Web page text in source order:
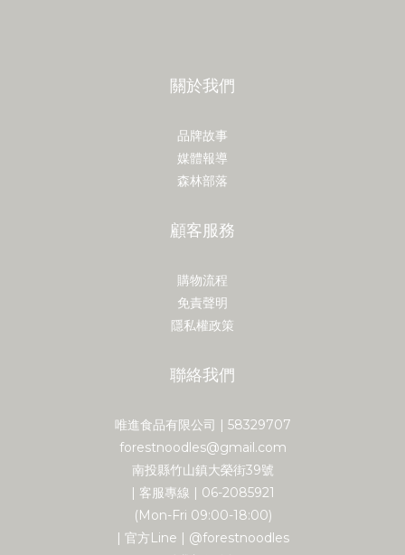
關於我們
品牌故事
媒體報導
森林部落
顧客服務
購物流程
免責聲明
隱私權政策
聯絡我們
唯進食品有限公司 | 58329707
forestnoodles@gmail.com
南投縣竹山鎮大榮街39號
| 客服專線 | 06-2085921
(Mon-Fri 09:00-18:00)
| 官方Line | @forestnoodles